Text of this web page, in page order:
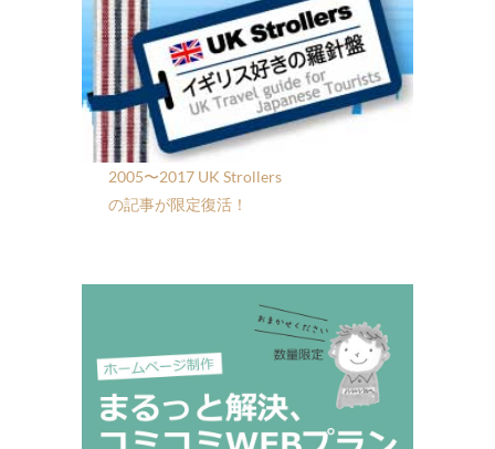
2005〜2017 UK Strollers
の記事が限定復活！